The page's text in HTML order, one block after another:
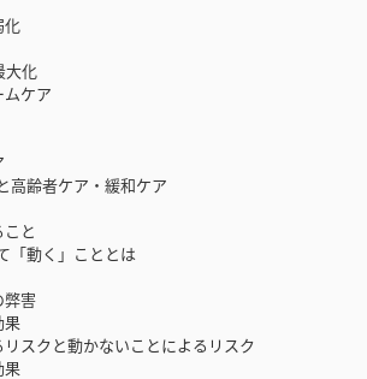
化
ケア
齢者ケア・緩和ケア
と
動く」こととは
害
クと動かないことによるリスク